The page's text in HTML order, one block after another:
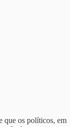
que os políticos, em